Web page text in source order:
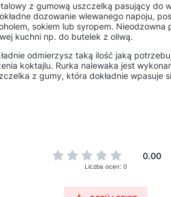
z gumową uszczelką pasujący do
dozowanie wlewanego napoju,
sokiem lub syropem. Nieodzowna
kuchni np. do butelek z oliwą.
odmierzysz taką ilość jaką
koktajlu. Rurka nalewaka jest
z gumy, która dokładnie wpasuje
0.00
Liczba ocen: 0